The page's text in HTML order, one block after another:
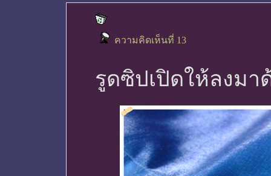
ความคิดเห็นที่ 13
รูดซิปเปิดให้ลงมา